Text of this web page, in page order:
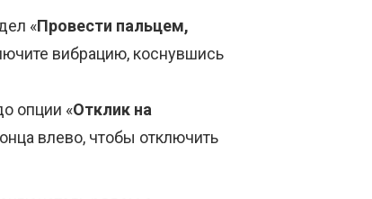
«Провести пальцем,
вибрацию, коснувшись
опции «Отклик на
влево, чтобы отключить